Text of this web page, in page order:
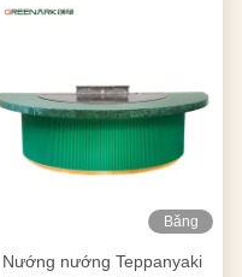
Băng
Nướng nướng Teppanyaki